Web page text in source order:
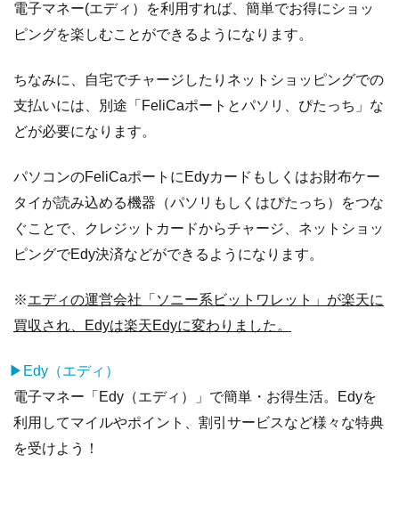
電子マネー(エディ）を利用すれば、簡単でお得にショッ
ピングを楽しむことができるようになります。
ちなみに、自宅でチャージしたりネットショッピングでの
支払いには、別途「FeliCaポートとパソリ、ぴたっち」な
どが必要になります。
パソコンのFeliCaポートにEdyカードもしくはお財布ケー
タイが読み込める機器（パソリもしくはぴたっち）をつな
ぐことで、クレジットカードからチャージ、ネットショッ
ピングでEdy決済などができるようになります。
※エディの運営会社「ソニー系ビットワレット」が楽天に
買収され、Edyは楽天Edyに変わりました。
▶Edy（エディ）
電子マネー「Edy（エディ）」で簡単・お得生活。Edyを
利用してマイルやポイント、割引サービスなど様々な特典
を受けよう！